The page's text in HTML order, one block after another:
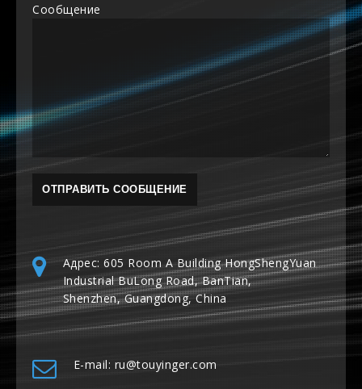
Сообщение
Адрес: 605 Room A Building HongShengYuan
Industrial BuLong Road, BanTian,
Shenzhen, Guangdong, China
E-mail: ru@touyinger.com